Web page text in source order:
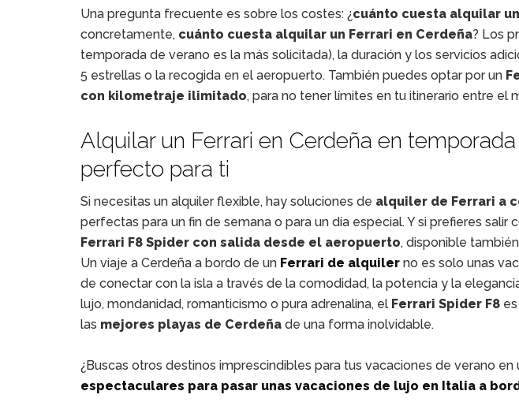
Una pregunta frecuente es sobre los costes: ¿cuánto cuesta alquilar
concretamente, cuánto cuesta alquilar un Ferrari en Cerdeña? Los
temporada de verano es la más solicitada), la duración y los servicios
5 estrellas o la recogida en el aeropuerto. También puedes optar por un
con kilometraje ilimitado, para no tener límites en tu itinerario entre el
Alquilar un Ferrari en Cerdeña en
perfecto para ti
Si necesitas un alquiler flexible, hay soluciones de alquiler de Ferrari a
perfectas para un fin de semana o para un día especial. Y si prefieres salir
Ferrari F8 Spider con salida desde el aeropuerto, disponible
Un viaje a Cerdeña a bordo de un Ferrari de alquiler no es solo unas
de conectar con la isla a través de la comodidad, la potencia y la
lujo, mondanidad, romanticismo o pura adrenalina, el Ferrari Spider F8
las mejores playas de Cerdeña de una forma inolvidable.
¿Buscas otros destinos imprescindibles para tus vacaciones de verano en
espectaculares para pasar unas vacaciones de lujo en Italia a